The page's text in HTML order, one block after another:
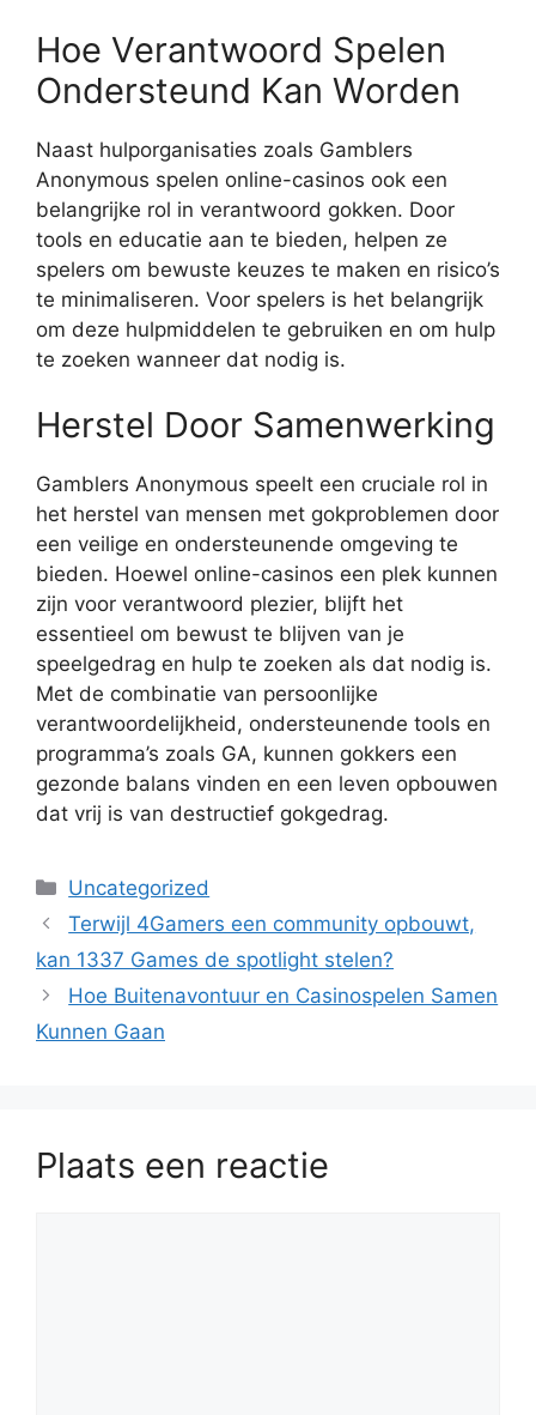
Hoe Verantwoord Spelen
Ondersteund Kan Worden
Naast hulporganisaties zoals Gamblers
Anonymous spelen online-casinos ook een
belangrijke rol in verantwoord gokken. Door
tools en educatie aan te bieden, helpen ze
spelers om bewuste keuzes te maken en risico’s
te minimaliseren. Voor spelers is het belangrijk
om deze hulpmiddelen te gebruiken en om hulp
te zoeken wanneer dat nodig is.
Herstel Door Samenwerking
Gamblers Anonymous speelt een cruciale rol in
het herstel van mensen met gokproblemen door
een veilige en ondersteunende omgeving te
bieden. Hoewel online-casinos een plek kunnen
zijn voor verantwoord plezier, blijft het
essentieel om bewust te blijven van je
speelgedrag en hulp te zoeken als dat nodig is.
Met de combinatie van persoonlijke
verantwoordelijkheid, ondersteunende tools en
programma’s zoals GA, kunnen gokkers een
gezonde balans vinden en een leven opbouwen
dat vrij is van destructief gokgedrag.
Categorieën
Uncategorized
Terwijl 4Gamers een community opbouwt,
kan 1337 Games de spotlight stelen?
Hoe Buitenavontuur en Casinospelen Samen
Kunnen Gaan
Plaats een reactie